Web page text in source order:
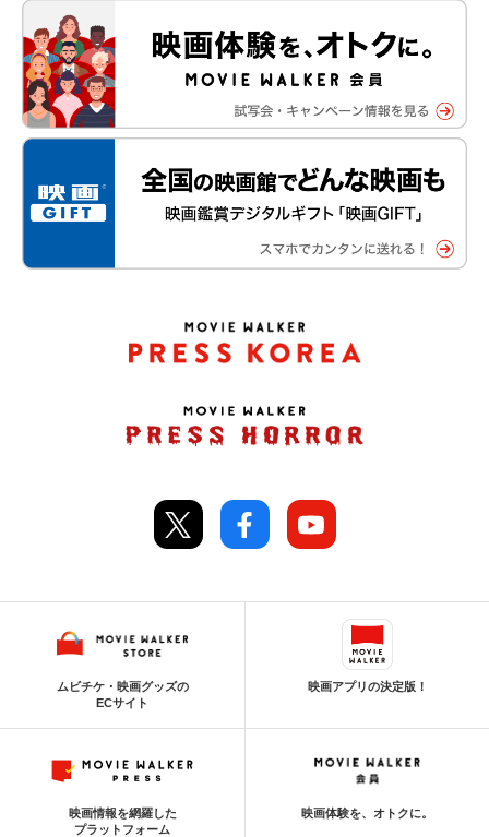
ムビチケ・映画グッズの
ECサイト
映画アプリの決定版！
映画情報を網羅した
プラットフォーム
映画体験を、オトクに。